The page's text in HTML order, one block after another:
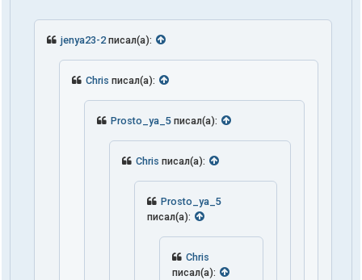
jenya23-2писал(а):
Chris писал(а):
Prosto_ya_5 писал(а):
Chris писал(а):
Prosto_ya_5
писал(а):
Chris
писал(а):